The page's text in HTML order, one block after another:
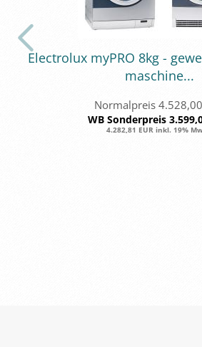
Elec­tro­lux myPRO 8kg -
ma­schi­ne...
Normalpreis 4.528,00
WB Sonderpreis
4.282,81 EUR inkl. 19%